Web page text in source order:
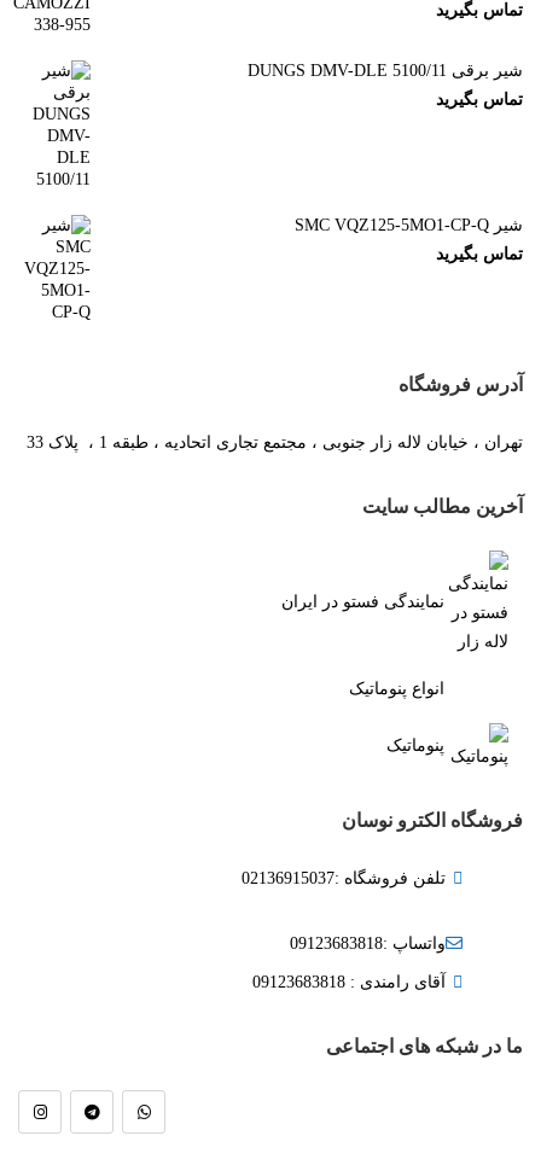
تماس بگیرید
شیر برقی DUNGS DMV-DLE 5100/11
تماس بگیرید
شیر SMC VQZ125-5MO1-CP-Q
تماس بگیرید
آدرس فروشگاه
تهران ، خیابان لاله زار جنوبی ، مجتمع تجاری اتحادیه ، طبقه 1 ، پلاک 33
آخرین مطالب سایت
نمایندگی فستو در ایران
انواع پنوماتیک
پنوماتیک
فروشگاه الکترو نوسان
تلفن فروشگاه :02136915037
واتساپ :09123683818
آقای رامندی : 09123683818
ما در شبکه های اجتماعی